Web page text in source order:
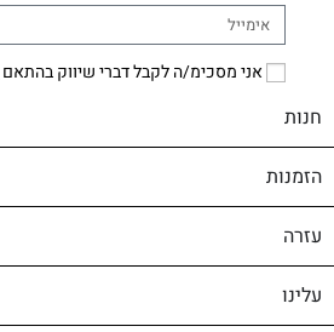
אני מסכימ/ה לקבל דברי שיווק בהתאם
חנות
הזמנות
עזרה
עלינו